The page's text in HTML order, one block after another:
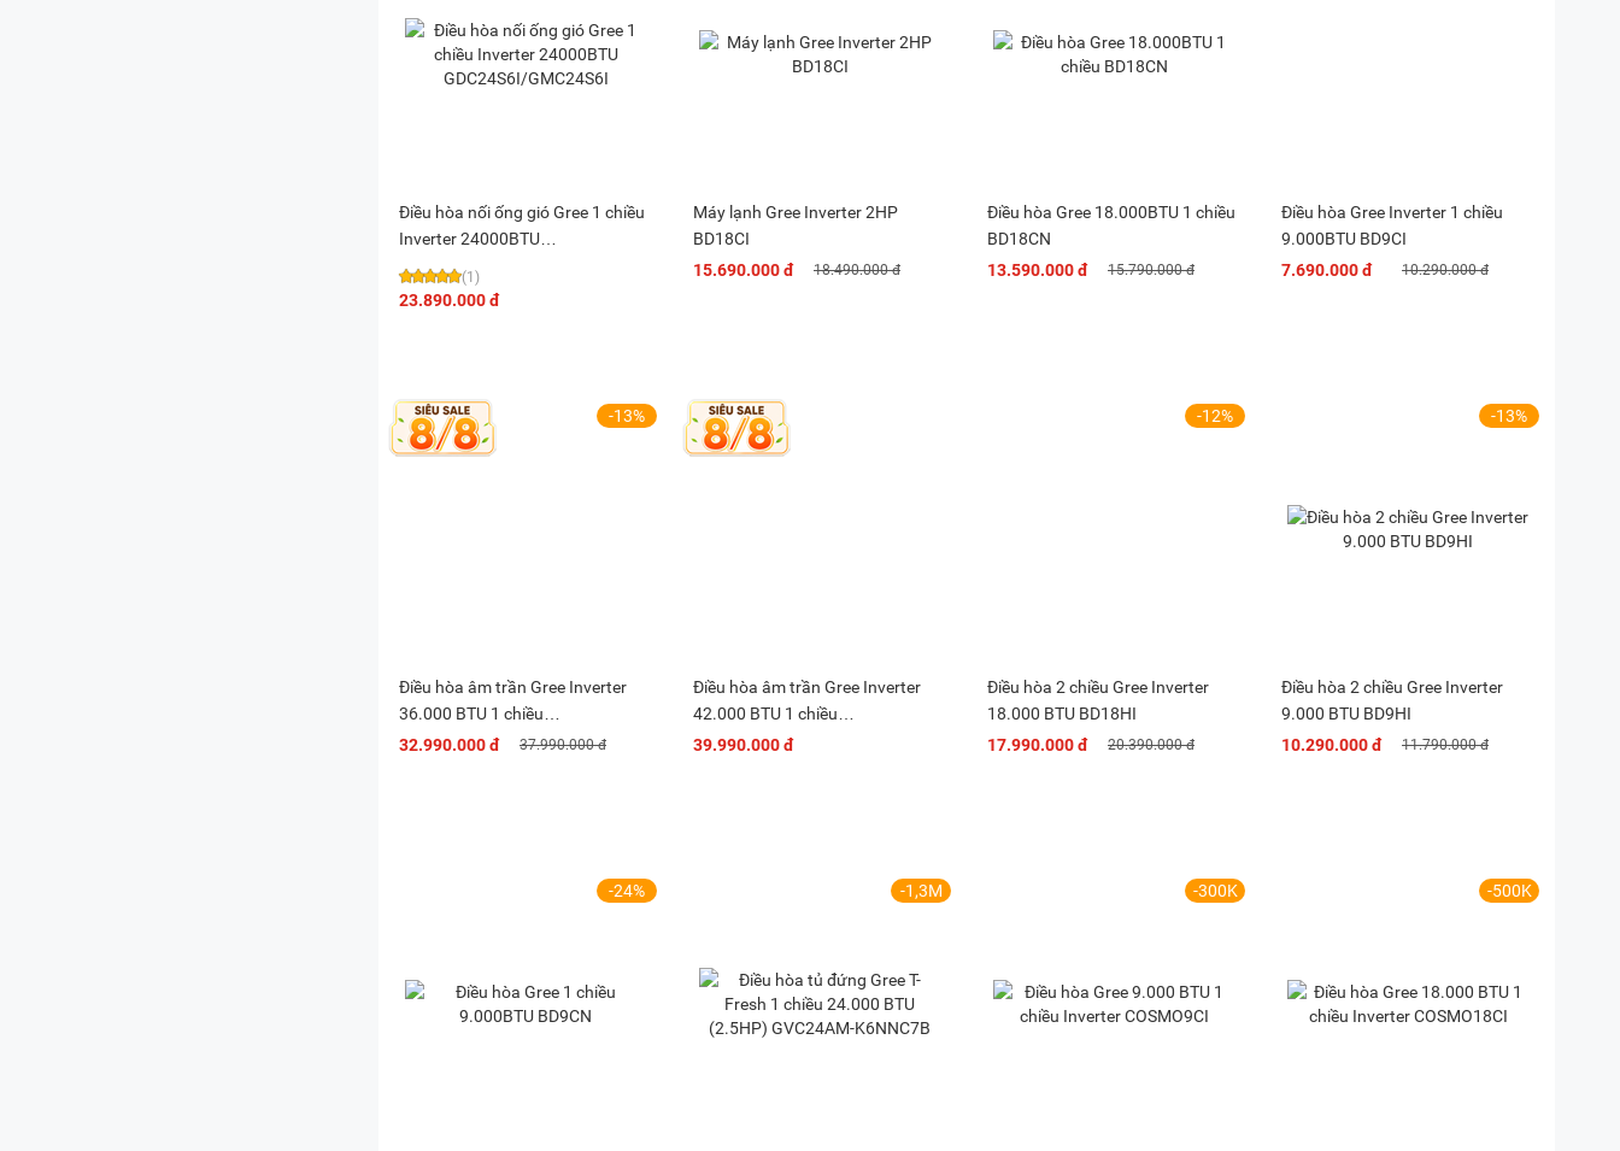
Điều hòa nối ống gió Gree 1 chiều
Inverter 24000BTU
GDC24S6I/GMC24S6I
(1)
23.890.000 đ
Máy lạnh Gree Inverter 2HP
BD18CI
15.690.000 đ
18.490.000 đ
Điều hòa Gree 18.000BTU 1 chiều
BD18CN
13.590.000 đ
15.790.000 đ
Điều hòa Gree Inverter 1 chiều
9.000BTU BD9CI
7.690.000 đ
10.290.000 đ
-13%
Điều hòa âm trần Gree Inverter
36.000 BTU 1 chiều
GCC36S6I(A)/GMC36S6I(A)
32.990.000 đ 37.990.000 đ
Điều hòa âm trần Gree Inverter
42.000 BTU 1 chiều
GCC42S6I/GMC42S6I
39.990.000 đ
-12%
Điều hòa 2 chiều Gree Inverter
18.000 BTU BD18HI
17.990.000 đ
20.390.000 đ
-13%
Điều hòa 2 chiều Gree Inverter
9.000 BTU BD9HI
10.290.000 đ
11.790.000 đ
-24% -1,3M -300K -500K